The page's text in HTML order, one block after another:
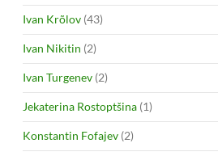
Ivan Krõlov (43)
Ivan Nikitin (2)
Ivan Turgenev (2)
Jekaterina Rostoptšina (1)
Konstantin Fofajev (2)